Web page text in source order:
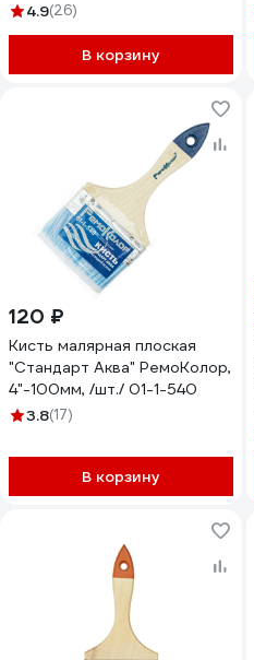
01-1-030
4.9(26)
В корзину
120 ₽
Кисть малярная плоская
"Стандарт Аква" РемоКолор,
4"-100мм, /шт./ 01-1-540
3.8(17)
В корзину